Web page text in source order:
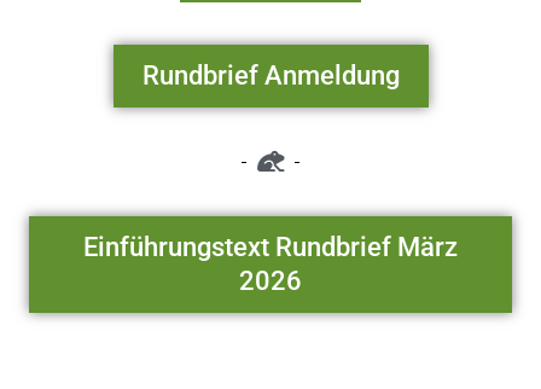
Rundbrief Anmeldung
Einführungstext Rundbrief März
2026